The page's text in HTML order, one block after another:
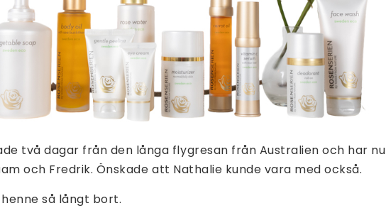
två dagar från den långa flygresan från Australien och har nu
och Fredrik. Önskade att Nathalie kunde vara med också.
så långt bort.